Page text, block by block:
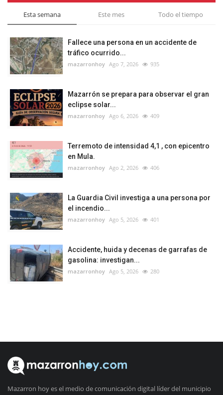
Esta semana Este mes Todo el tiempo
Fallece una persona en un accidente de
tráfico ocurrido...
mazarronhoy Ago 7, 2026 935
Mazarrón se prepara para observar el gran
eclipse solar...
mazarronhoy Ago 6, 2026 409
Terremoto de intensidad 4,1 , con epicentro
en Mula.
mazarronhoy Ago 2, 2026 406
La Guardia Civil investiga a una persona por
el incendio...
mazarronhoy Ago 5, 2026 401
Accidente, huida y decenas de garrafas de
gasolina: investigan...
mazarronhoy Ago 5, 2026 280
Mazarron hoy es el medio de comunicación digital líder del municipio